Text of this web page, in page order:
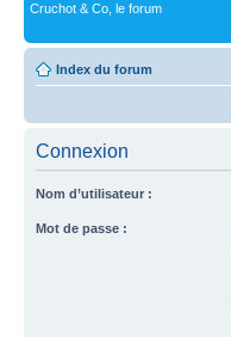
Cruchot & Co, le forum
Index du forum
Connexion
Nom d’utilisateur :
Mot de passe :